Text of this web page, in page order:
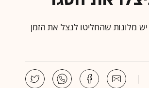
מלונות שהחליטו לנצל את הזמן